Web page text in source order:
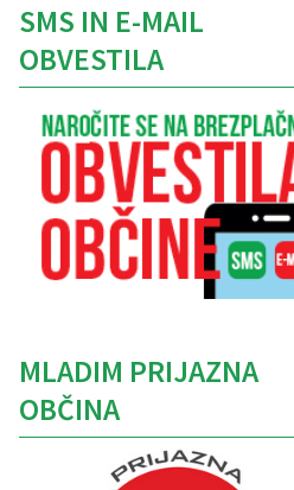
SMS IN E-MAIL
OBVESTILA
MLADIM PRIJAZNA
OBČINA